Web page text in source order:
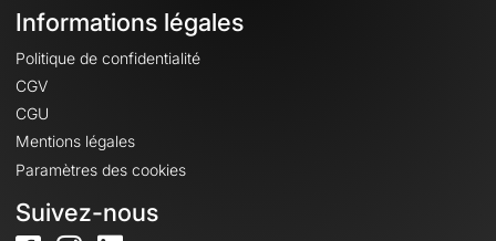
Informations légales
Politique de confidentialité
CGV
CGU
Mentions légales
Paramètres des cookies
Suivez-nous